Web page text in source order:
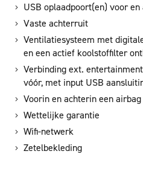
USB oplaadpoort(en) voor
Vaste achterruit
Ventilatiesysteem met
en een actief koolstoffilter
Verbinding ext.
vóór, met input USB
Voorin en achterin een
Wettelijke garantie
Wifi-netwerk
Zetelbekleding